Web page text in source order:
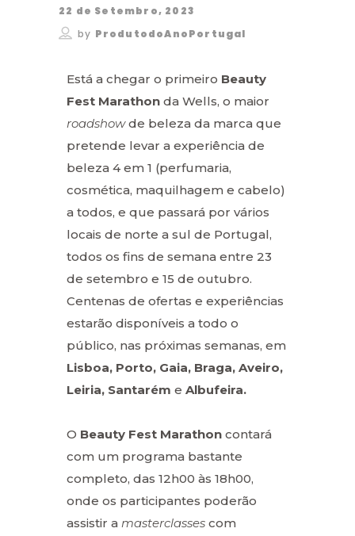
22 de Setembro, 2023
by ProdutodoAnoPortugal
Está a chegar o primeiro Beauty
Fest Marathon da Wells, o maior
roadshowde beleza da marca que
pretende levar a experiência de
beleza 4 em 1 (perfumaria,
cosmética, maquilhagem e cabelo)
a todos, e que passará por vários
locais de norte a sul de Portugal,
todos os fins de semana entre 23
de setembro e 15 de outubro.
Centenas de ofertas e experiências
estarão disponíveis a todo o
público, nas próximas semanas, em
Lisboa, Porto, Gaia, Braga, Aveiro,
Leiria, Santarém e Albufeira.
O Beauty Fest Marathon contará
com um programa bastante
completo, das 12h00 às 18h00,
onde os participantes poderão
assistir a masterclasses com